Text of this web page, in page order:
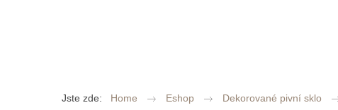
Jste zde: Home Eshop Dekorované pivní sklo